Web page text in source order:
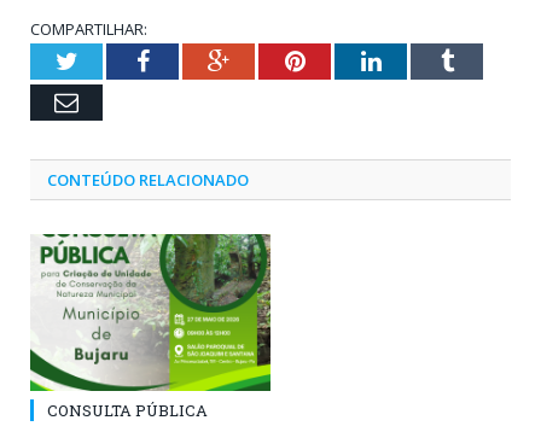
COMPARTILHAR:
TwitterFacebookGoogle+PinterestLinkedInTumblr
Email
CONTEÚDO RELACIONADO
CONSULTA PÚBLICA